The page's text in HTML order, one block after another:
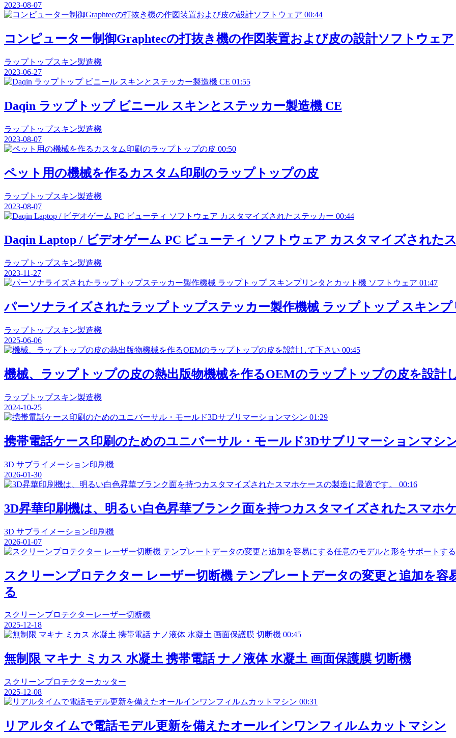
2023-08-07
00:44
コンピューター制御Graphtecの打抜き機の作図装置および皮の設計ソフトウェア
ラップトップスキン製造機
2023-06-27
01:55
Daqin ラップトップ ビニール スキンとステッカー製造機 CE
ラップトップスキン製造機
2023-08-07
00:50
ペット用の機械を作るカスタム印刷のラップトップの皮
ラップトップスキン製造機
2023-08-07
00:44
Daqin Laptop / ビデオゲーム PC ビューティ ソフトウェア カスタマイズされた
ラップトップスキン製造機
2023-11-27
01:47
パーソナライズされたラップトップステッカー製作機械 ラップトップ スキン
ラップトップスキン製造機
2025-06-06
00:45
機械、ラップトップの皮の熱出版物機械を作るOEMのラップトップの皮を設計
ラップトップスキン製造機
2024-10-25
01:29
携帯電話ケース印刷のためのユニバーサル・モールド3Dサブリマーションマシ
3D サブライメーション印刷機
2026-01-30
00:16
3D昇華印刷機は、明るい白色昇華ブランク面を持つカスタマイズされたスマホ
3D サブライメーション印刷機
2026-01-07
スクリーンプロテクター レーザー切断機 テンプレートデータの変更と追加を
る
スクリーンプロテクターレーザー切断機
2025-12-18
00:45
無制限 マキナ ミカス 水凝土 携帯電話 ナノ液体 水凝土 画面保護膜 切断機
スクリーンプロテクターカッター
2025-12-08
00:31
リアルタイムで電話モデル更新を備えたオールインワンフィルムカットマシン